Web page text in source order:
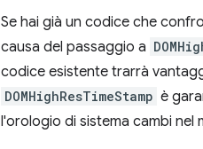
Se hai già un codice che
causa del passaggio a
codice esistente trarrà
DOMHighResTimeStamp è
l'orologio di sistema cambi nel